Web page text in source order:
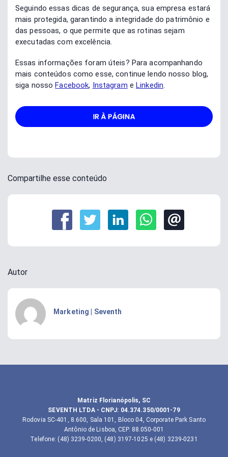
Seguindo essas dicas de segurança, sua empresa estará
mais protegida, garantindo a integridade do patrimônio e
das pessoas, o que permite que as rotinas sejam
executadas com excelência.
Essas informações foram úteis? Para acompanhando
mais conteúdos como esse, continue lendo nosso blog,
siga nossoFacebook, Instagram eLinkedin.
Compartilhe esse conteúdo
Autor
Marketing | Seventh
Matriz Florianópolis, SC
SEVENTH LTDA- CNPJ: 04.374.350/0001-79
Rodovia SC-401, 8.600, Sala 101, Bloco 04, Corporate Park Santo
Antônio de Lisboa, CEP. 88.050-001
Telefone: (48) 3239-0200, (48) 3197-1025 e (48) 3239-0231